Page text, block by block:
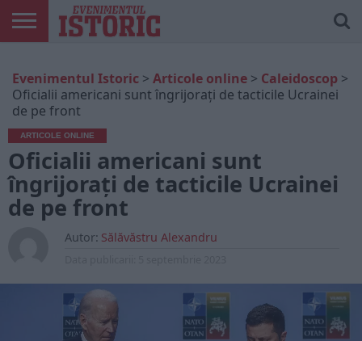
ONLINE
EDIȚII
TIPĂRITE
ISTORIC
PLAY
CONTUL
MEU
Evenimentul Istoric > Articole online > Caleidoscop >
Oficialii americani sunt îngrijorați de tacticile Ucrainei
de pe front
ARTICOLE ONLINE
Oficialii americani sunt
îngrijorați de tacticile Ucrainei
de pe front
Autor: Sălăvăstru Alexandru